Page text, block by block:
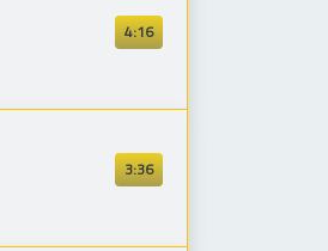
4:16
3:36